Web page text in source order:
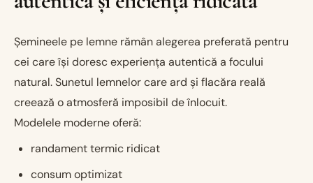
Șemineele pe lemne rămân alegerea preferată pentru
cei care își doresc experiența autentică a focului
natural. Sunetul lemnelor care ard și flacăra reală
creează o atmosferă imposibil de înlocuit.
Modelele moderne oferă:
randament termic ridicat
consum optimizat